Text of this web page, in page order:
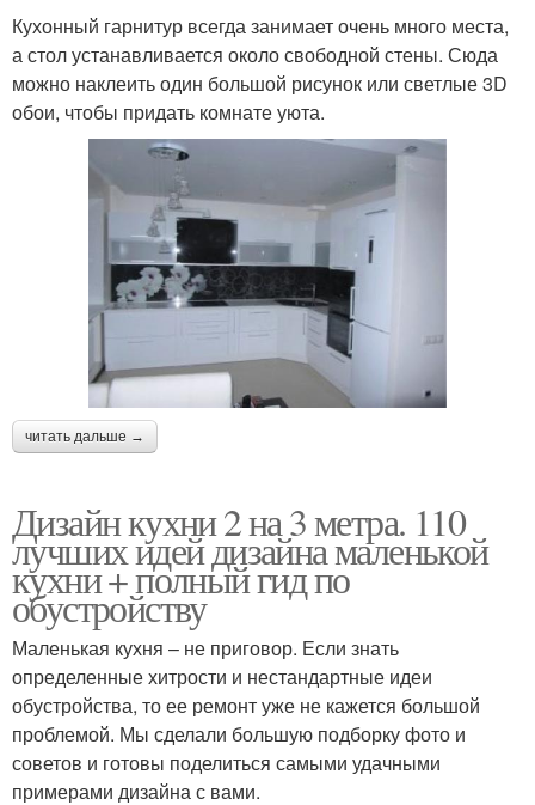
Кухонный гарнитур всегда занимает очень много места,
а стол устанавливается около свободной стены. Сюда
можно наклеить один большой рисунок или светлые 3D
обои, чтобы придать комнате уюта.
читать дальше →
Дизайн кухни 2 на 3 метра. 110
лучших идей дизайна маленькой
кухни + полный гид по
обустройству
Маленькая кухня – не приговор. Если знать
определенные хитрости и нестандартные идеи
обустройства, то ее ремонт уже не кажется большой
проблемой. Мы сделали большую подборку фото и
советов и готовы поделиться самыми удачными
примерами дизайна с вами.